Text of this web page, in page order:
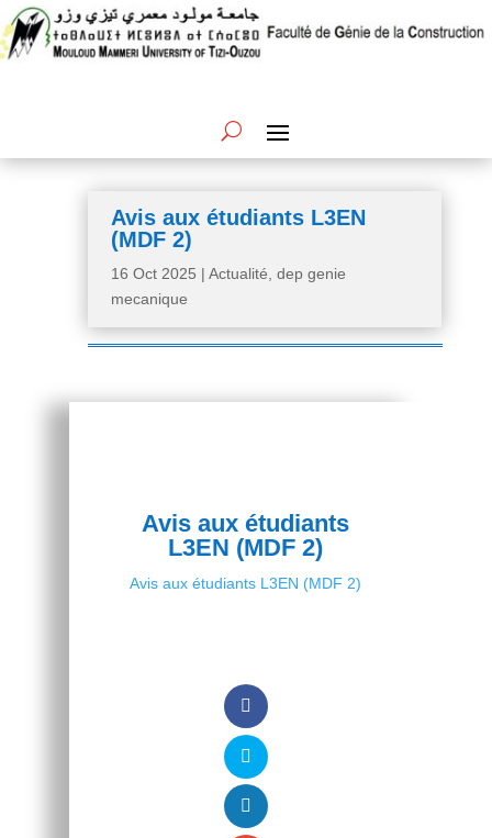
Avis aux étudiants L3EN
(MDF 2)
16 Oct 2025 | Actualité dep genie
mecanique
Avis aux étudiants
L3EN (MDF 2)
Avis aux étudiants L3EN (MDF 2)